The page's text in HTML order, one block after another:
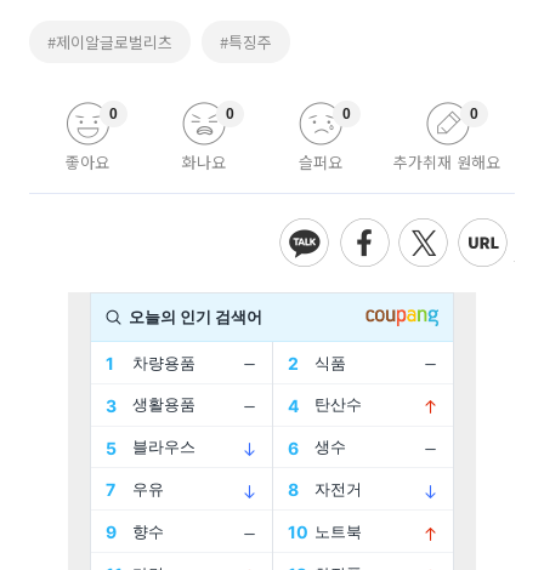
#제이알글로벌리츠 #특징주
좋아요
0
화나요
0
슬퍼요
0
추가취재 원해요
0